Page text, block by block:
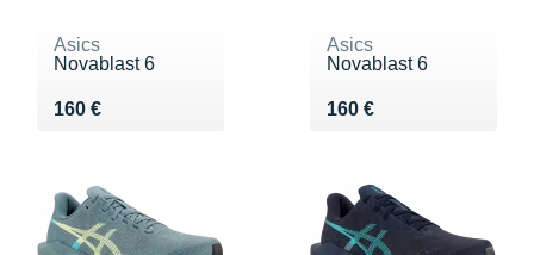
Asics
Novablast 6
160 €
Vendu 160 €
Asics
Novablast 6
160 €
Vendu 160 €